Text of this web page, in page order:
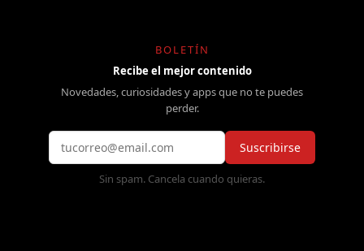
BOLETÍN
Recibe el mejor contenido
Novedades, curiosidades y apps que no te puedes
perder.
Suscribirse
Sin spam. Cancela cuando quieras.